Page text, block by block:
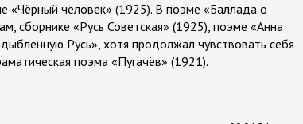
«Чёрный человек» (1925). В поэме «Баллада о
сборнике «Русь Советская» (1925), поэме «Анна
Русь», хотя продолжал чувствовать себя
поэма «Пугачёв» (1921).